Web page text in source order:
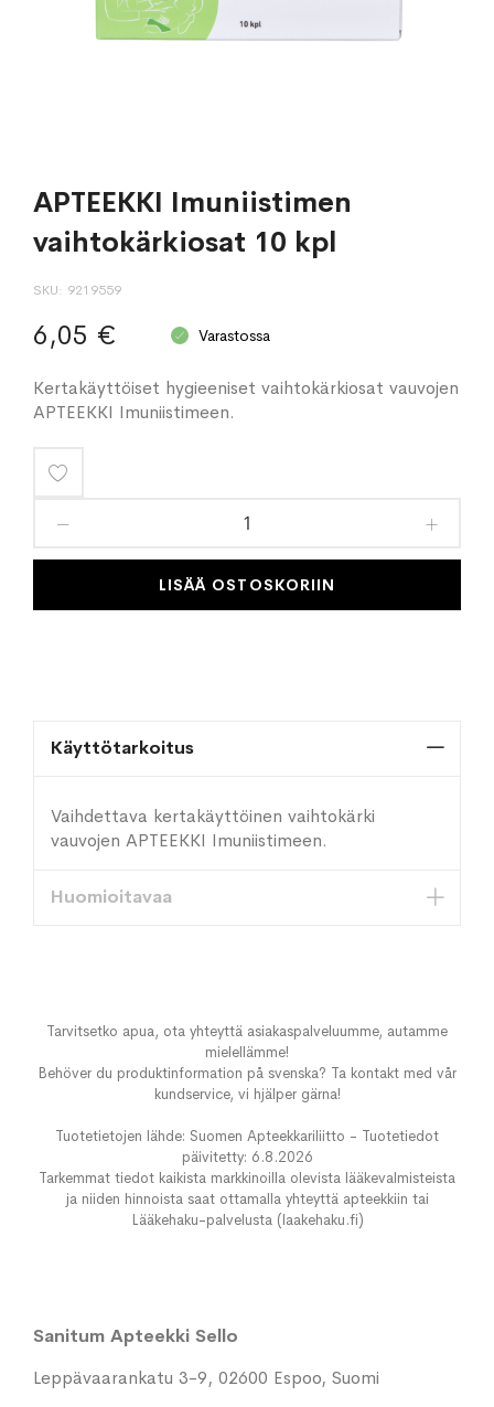
APTEEKKI Imuniistimen
vaihtokärkiosat 10 kpl
SKU 9219559
6,05 € Varastossa
Kertakäyttöiset hygieeniset vaihtokärkiosat vauvojen
APTEEKKI Imuniistimeen.
toivelistaan
LISÄÄ OSTOSKORIIN
Käyttötarkoitus
Vaihdettava kertakäyttöinen vaihtokärki
vauvojen APTEEKKI Imuniistimeen.
Huomioitavaa
Tarvitsetko apua, ota yhteyttä asiakaspalveluumme, autamme
mielellämme!
Behöver du produktinformation på svenska? Ta kontakt med vår
kundservice, vi hjälper gärna!
Tuotetietojen lähde: Suomen Apteekkariliitto - Tuotetiedot
päivitetty: 6.8.2026
Tarkemmat tiedot kaikista markkinoilla olevista lääkevalmisteista
ja niiden hinnoista saat ottamalla yhteyttä apteekkiin tai
Lääkehaku-palvelusta (laakehaku.fi)
Sanitum Apteekki Sello
Leppävaarankatu 3-9, 02600 Espoo, Suomi